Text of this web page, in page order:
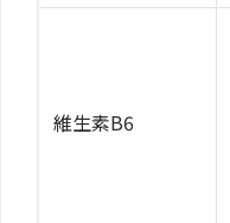
維生素B6